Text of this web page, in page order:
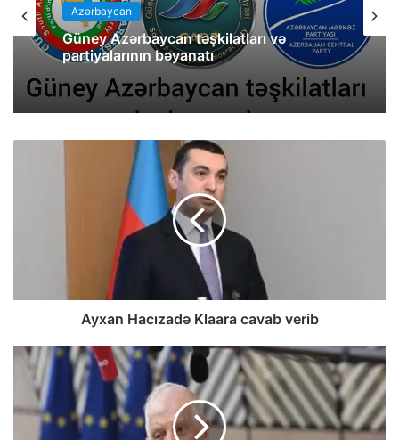
Azərbaycan
Güney Azərbaycan təşkilatları və
partiyalarının bəyanatı
Ayxan Hacızadə Klaara cavab verib